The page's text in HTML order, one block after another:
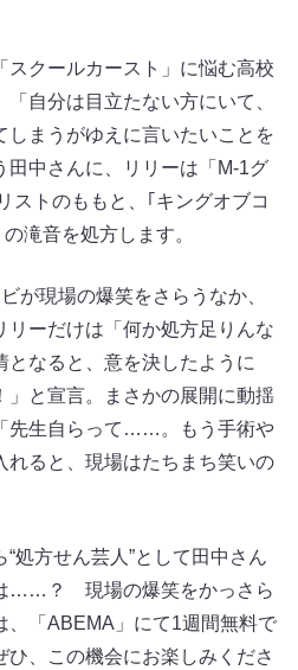
スクールカースト」に悩む高校
自分は目立たない方にいて、
しまうがゆえに言いたいことを
田中さんに、リリーは「M-1グ
ストのももと、｢キングオブコ
滝音を処方します。
が現場の爆笑をさらうなか、
リーだけは「何か処方足りんな
なると、意を決したように
」と宣言。まさかの展開に動揺
先生自らって……。もう手術や
れると、現場はたちまち笑いの
処方せん芸人”として田中さん
……？ 現場の爆笑をかっさら
、「ABEMA」にて1週間無料で
ひ、この機会にお楽しみくださ